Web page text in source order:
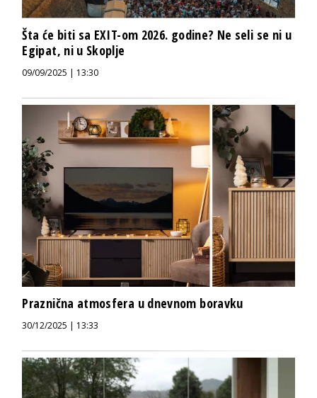
Šta će biti sa EXIT-om 2026. godine? Ne seli se ni u
Egipat, ni u Skoplje
09/09/2025 | 13:30
Praznična atmosfera u dnevnom boravku
30/12/2025 | 13:33